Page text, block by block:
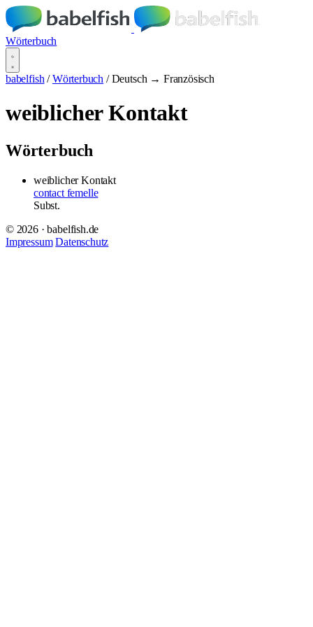
Wörterbuch
babelfish / Wörterbuch / Deutsch → Französisch
weiblicher Kontakt
Wörterbuch
weiblicher Kontakt
contact femelle
Subst.
© 2026 · babelfish.de
Impressum Datenschutz